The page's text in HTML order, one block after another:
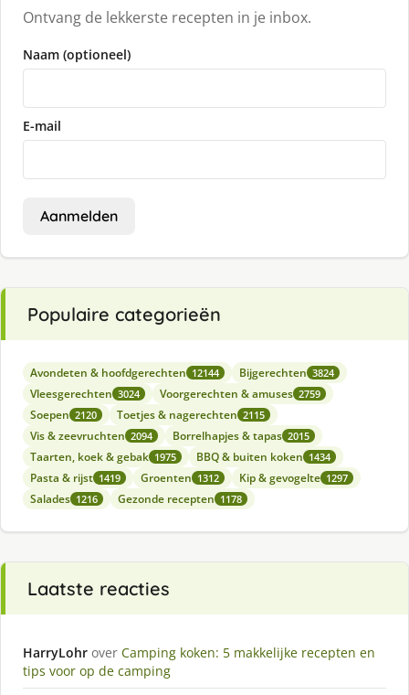
Ontvang de lekkerste recepten in je inbox.
Naam (optioneel)
E-mail
Aanmelden
Populaire categorieën
Avondeten & hoofdgerechten 12144 Bijgerechten 3824
Vleesgerechten 3024 Voorgerechten & amuses 2759
Soepen 2120 Toetjes & nagerechten 2115
Vis & zeevruchten 2094 Borrelhapjes & tapas 2015
Taarten, koek & gebak 1975 BBQ & buiten koken 1434
Pasta & rijst 1419 Groenten 1312 Kip & gevogelte 1297
Salades 1216 Gezonde recepten 1178
Laatste reacties
HarryLohr over Camping koken: 5 makkelijke recepten en
tips voor op de camping